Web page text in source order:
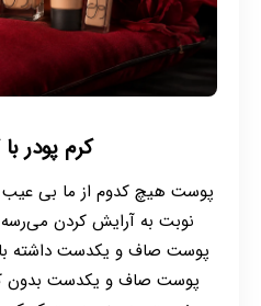
کرم پودر با
پوست هیچ کدوم از ما بی عیب
نوبت به آرایش کردن
پوست صاف و یکدست داشته
پوست صاف و یکدست بدون